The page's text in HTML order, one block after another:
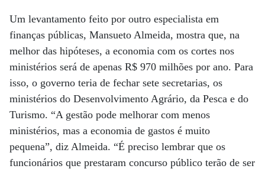
Um levantamento feito por outro especialista em
finanças públicas, Mansueto Almeida, mostra que, na
melhor das hipóteses, a economia com os cortes nos
ministérios será de apenas R$ 970 milhões por ano. Para
isso, o governo teria de fechar sete secretarias, os
ministérios do Desenvolvimento Agrário, da Pesca e do
Turismo. “A gestão pode melhorar com menos
ministérios, mas a economia de gastos é muito
pequena”, diz Almeida. “É preciso lembrar que os
funcionários que prestaram concurso público terão de ser